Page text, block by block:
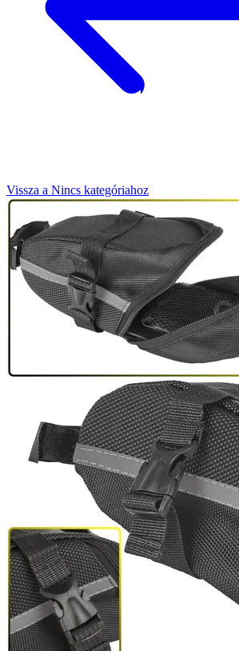
Vissza a Nincs kategóriahoz